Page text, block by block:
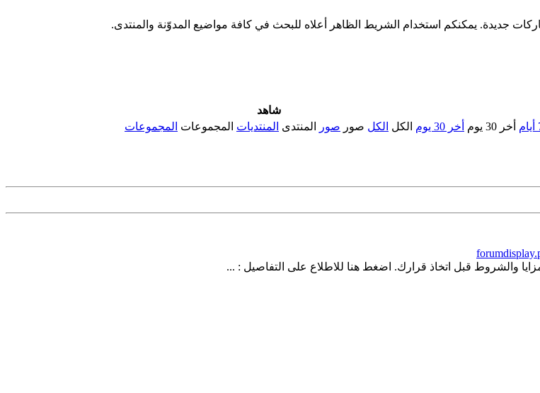
شاهد
أخر 30 يوم أخر 30 يوم الكل الكل صور صور المنتدى المنتديات المجموعات المجموعات
والشروط قبل اتخاذ قرارك. اضغط هنا للاطلاع على التفاصيل : ...